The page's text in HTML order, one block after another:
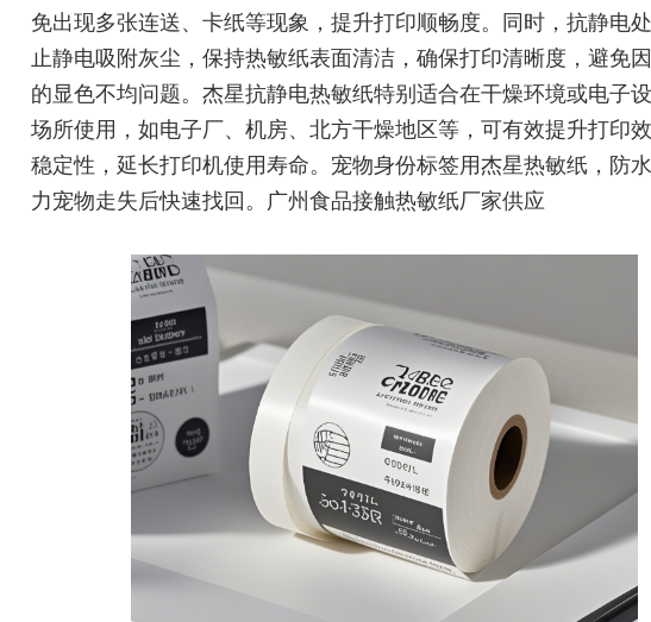
免出现多张连送、卡纸等现象，提升打印顺畅度。同时，抗静电
止静电吸附灰尘，保持热敏纸表面清洁，确保打印清晰度，避免
的显色不均问题。杰星抗静电热敏纸特别适合在干燥环境或电子
场所使用，如电子厂、机房、北方干燥地区等，可有效提升打印
稳定性，延长打印机使用寿命。宠物身份标签用杰星热敏纸，防
力宠物走失后快速找回。广州食品接触热敏纸厂家供应